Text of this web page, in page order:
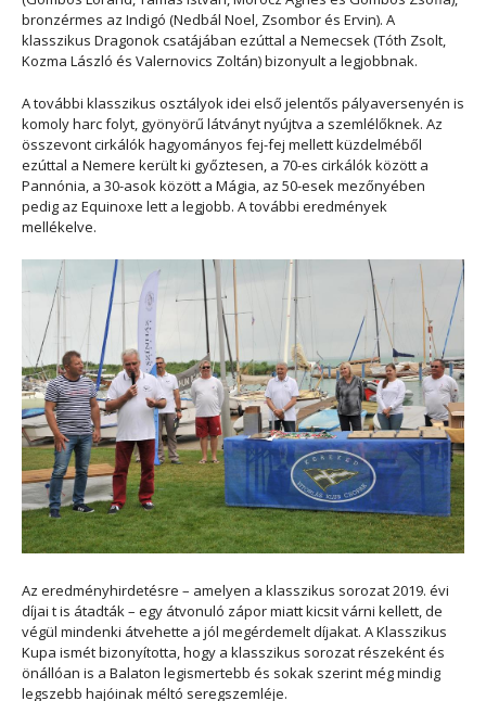
bronzérmes az Indigó (Nedbál Noel, Zsombor és Ervin). A
klasszikus Dragonok csatájában ezúttal a Nemecsek (Tóth Zsolt,
Kozma László és Valernovics Zoltán) bizonyult a legjobbnak.
A további klasszikus osztályok idei első jelentős pályaversenyén is
komoly harc folyt, gyönyörű látványt nyújtva a szemlélőknek. Az
összevont cirkálók hagyományos fej-fej mellett küzdelméből
ezúttal a Nemere került ki győztesen, a 70-es cirkálók között a
Pannónia, a 30-asok között a Mágia, az 50-esek mezőnyében
pedig az Equinoxe lett a legjobb. A további eredmények
mellékelve.
Az eredményhirdetésre – amelyen a klasszikus sorozat 2019. évi
díjai t is átadták – egy átvonuló zápor miatt kicsit várni kellett, de
végül mindenki átvehette a jól megérdemelt díjakat. A Klasszikus
Kupa ismét bizonyította, hogy a klasszikus sorozat részeként és
önállóan is a Balaton legismertebb és sokak szerint még mindig
legszebb hajóinak méltó seregszemléje.